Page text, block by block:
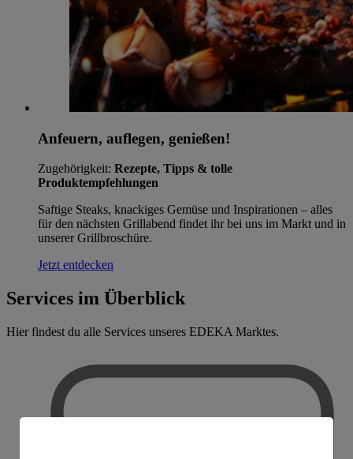
Anfeuern, auflegen, genießen!
Zugehörigkeit: Rezepte, Tipps & tolle
Produktempfehlungen
Saftige Steaks, knackiges Gemüse und Inspirationen – alles
für den nächsten Grillabend findet ihr bei uns im Markt und in
unserer Grillbroschüre.
Jetzt entdecken
Services im Überblick
Hier findest du alle Services unseres EDEKA Marktes.